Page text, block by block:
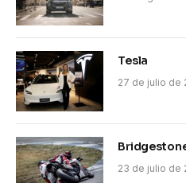
Tesla
27 de julio de
23 de julio de